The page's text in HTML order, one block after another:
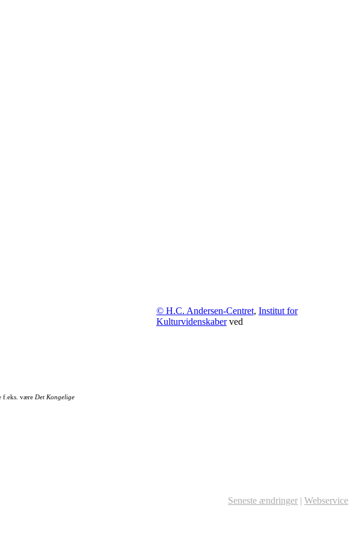
f.eks. være Det Kongelige
© H.C. Andersen-Centret, Institut for
Kulturvidenskaberved
Seneste ændringer | Webservice